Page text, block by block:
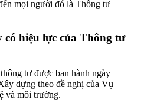
mọi người đó là Thông tư
hiệu lực của Thông tư
tư được ban hành ngày
dựng theo đề nghị của Vụ
và môi trường.